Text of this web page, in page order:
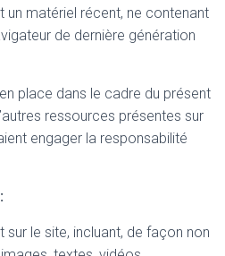
un matériel récent, ne contenant
de dernière génération
place dans le cadre du présent
ressources présentes sur
engager la responsabilité
sur le site, incluant, de façon non